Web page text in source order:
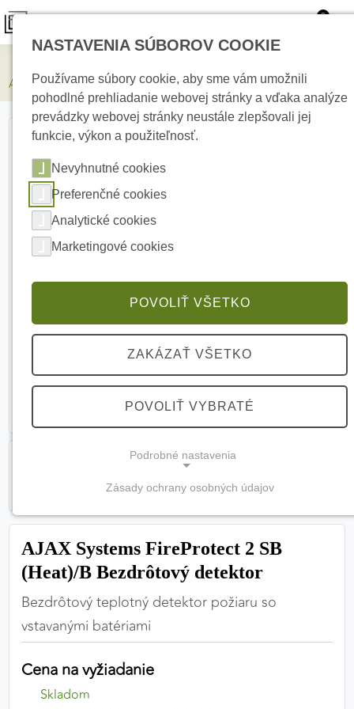
0
AJAX Systems FireProtect 2 SB (Heat)/B Bezdrôtový detektor
AJAX Systems FireProtect 2 SB
(Heat)/B Bezdrôtový detektor
Bezdrôtový teplotný detektor požiaru so
vstavanými batériami
Cena na vyžiadanie
Skladom
NASTAVENIA SÚBOROV COOKIE
Používame súbory cookie, aby sme vám umožnili
pohodlné prehliadanie webovej stránky a vďaka analýze
prevádzky webovej stránky neustále zlepšovali jej
funkcie, výkon a použiteľnosť.
Nevyhnutné cookies
Preferenčné cookies
Analytické cookies
Marketingové cookies
POVOLIŤ VŠETKO
ZAKÁZAŤ VŠETKO
POVOLIŤ VYBRATÉ
Podrobné nastavenia
(vždy aktívne, nemožno vypnúť)
Tieto cookies sú potrebné na správne fungovanie
webovej stránky a bez nich by nebolo možné
zabezpečiť jej plnú funkčnosť.
Nevyhnutné cookies
PREFERENČNÉ COOKIES
Zásady ochrany osobných údajov